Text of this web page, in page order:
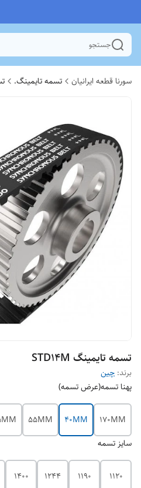
جستجو
سورنا قطعه ایرانیان تسمه تایمینگ.
تسمه تایمینگ STD14M
برند: چین
پهنا تسمه(عرض تسمه)
170MM
40MM
55MM
85MM
سایز تسمه
1120
1190
1244
1400